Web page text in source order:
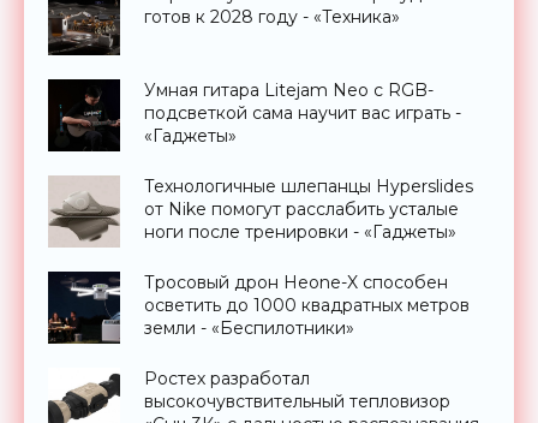
готов к 2028 году - «Техника»
Умная гитара Litejam Neo с RGB-
подсветкой сама научит вас играть -
«Гаджеты»
Технологичные шлепанцы Hyperslides
от Nike помогут расслабить усталые
ноги после тренировки - «Гаджеты»
Тросовый дрон Heone-X способен
осветить до 1000 квадратных метров
земли - «Беспилотники»
Ростех разработал
высокочувствительный тепловизор